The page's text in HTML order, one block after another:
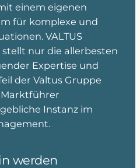
einem eigenen
für komplexe und
VALTUS
nur die allerbesten
Expertise und
der Valtus Gruppe
Instanz im
werden